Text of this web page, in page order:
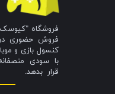
فروش حضوری در
کنسول بازی و
با سودی
قرار بدهد.